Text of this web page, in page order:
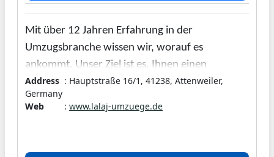
Mit über 12 Jahren Erfahrung in der
Umzugsbranche wissen wir, worauf es
ankommt. Unser Ziel ist es, Ihnen einen
reibungslosen und stressfreien Umzug zu
ermöglichen – egal, ob privat oder geschäftlich.
zu transportieren. Von der Planung bis zur
Address : Hauptstraße 16/1, 41238, Attenweiler,
Germany
Web
: www.lalaj-umzuege.de